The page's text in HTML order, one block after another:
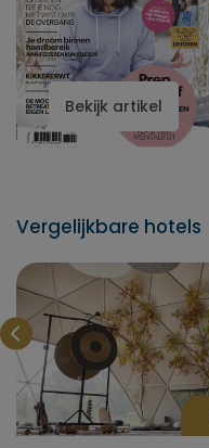
Bekijk artikel
Vergelijkbare hotels